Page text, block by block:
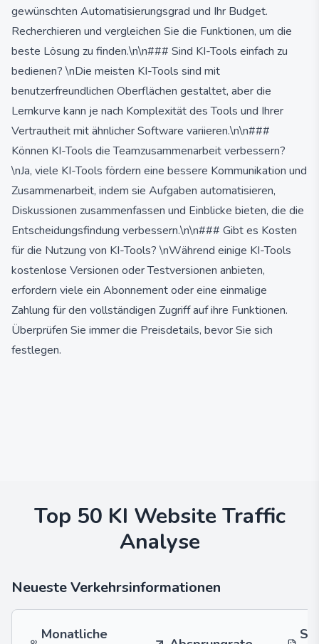
gewünschten Automatisierungsgrad und Ihr Budget.
Recherchieren und vergleichen Sie die Funktionen, um die
beste Lösung zu finden.\n\n### Sind KI-Tools einfach zu
bedienen? \nDie meisten KI-Tools sind mit
benutzerfreundlichen Oberflächen gestaltet, aber die
Lernkurve kann je nach Komplexität des Tools und Ihrer
Vertrautheit mit ähnlicher Software variieren.\n\n###
Können KI-Tools die Teamzusammenarbeit verbessern?
\nJa, viele KI-Tools fördern eine bessere Kommunikation und
Zusammenarbeit, indem sie Aufgaben automatisieren,
Diskussionen zusammenfassen und Einblicke bieten, die die
Entscheidungsfindung verbessern.\n\n### Gibt es Kosten
für die Nutzung von KI-Tools? \nWährend einige KI-Tools
kostenlose Versionen oder Testversionen anbieten,
erfordern viele ein Abonnement oder eine einmalige
Zahlung für den vollständigen Zugriff auf ihre Funktionen.
Überprüfen Sie immer die Preisdetails, bevor Sie sich
festlegen.
Top 50 KI Website Traffic
Analyse
Neueste Verkehrsinformationen
Monatliche